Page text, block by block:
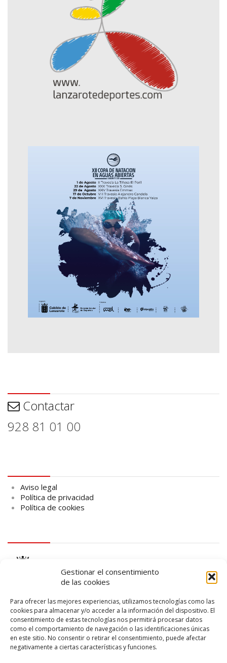
Gestionar el consentimiento
de las cookies
Para ofrecer las mejores experiencias, utilizamos tecnologías como las
cookies para almacenar y/o acceder a la información del dispositivo. El
consentimiento de estas tecnologías nos permitirá procesar datos
como el comportamiento de navegación o las identificaciones únicas
en este sitio. No consentir o retirar el consentimiento, puede afectar
negativamente a ciertas características y funciones.
Contactar
928 81 01 00
Aviso legal
Política de privacidad
Política de cookies
logo SID